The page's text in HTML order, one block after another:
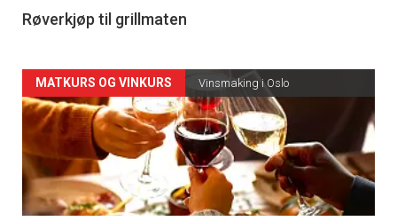
4
Røverkjøp til grillmaten
Forsiden
akkurat
nå
-
MATKURS OG VINKURS Vinsmaking i Oslo